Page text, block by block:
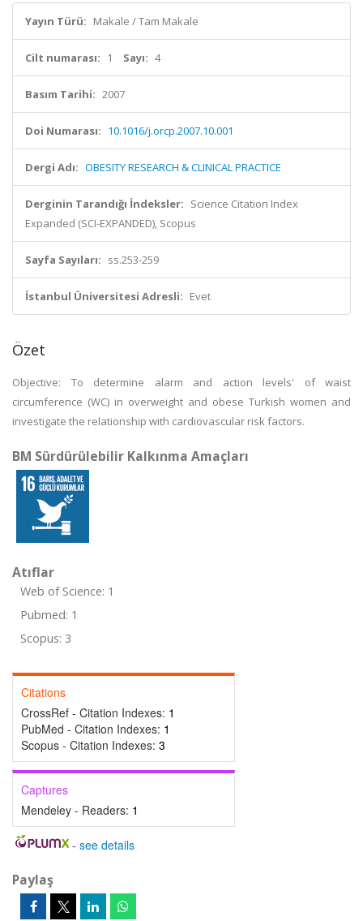
Yayın Türü: Makale / Tam Makale
Cilt numarası: 1 Sayı: 4
Basım Tarihi: 2007
Doi Numarası: 10.1016/j.orcp.2007.10.001
Dergi Adı: OBESITY RESEARCH & CLINICAL PRACTICE
Derginin Tarandığı İndeksler: Science Citation Index
Expanded (SCI-EXPANDED), Scopus
Sayfa Sayıları: ss.253-259
İstanbul Üniversitesi Adresli: Evet
Özet
Objective: To determine alarm and action levels' of waist
circumference (WC) in overweight and obese Turkish women and
investigate the relationship with cardiovascular risk factors.
BM Sürdürülebilir Kalkınma Amaçları
Atıflar
Web of Science: 1
Pubmed: 1
Scopus: 3
Citations
CrossRef - Citation Indexes: 1
PubMed - Citation Indexes: 1
Scopus - Citation Indexes: 3
Captures
Mendeley - Readers: 1
- see details
Paylaş